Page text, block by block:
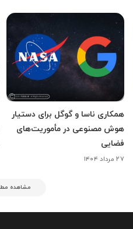
همکاری ناسا و گوگل برای دستیار
هوش مصنوعی در مأموریت‌های
فضایی
۲۷ مرداد ۱۴۰۴
مشاهده